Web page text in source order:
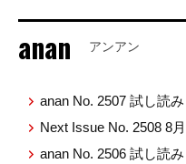
anan アンアン
anan No. 2507 試し読
Next Issue No. 2508 8
anan No. 2506 試し読